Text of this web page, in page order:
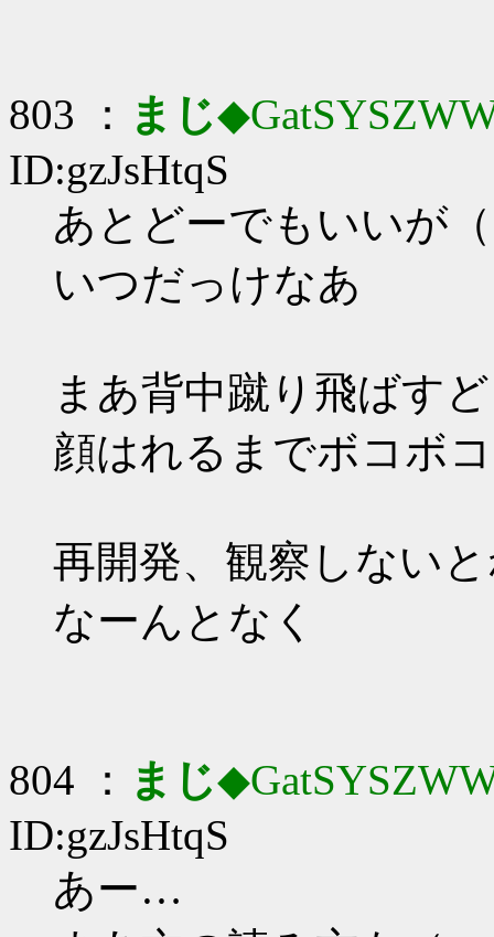
803 ： まじ
ID:gzJsHtqS
あとどーでもいいが
いつだっけなあ
まあ背中蹴り飛ばす
顔はれるまでボコボ
再開発、観察しない
なーんとなく
804 ： まじ
ID:gzJsHtqS
あー…